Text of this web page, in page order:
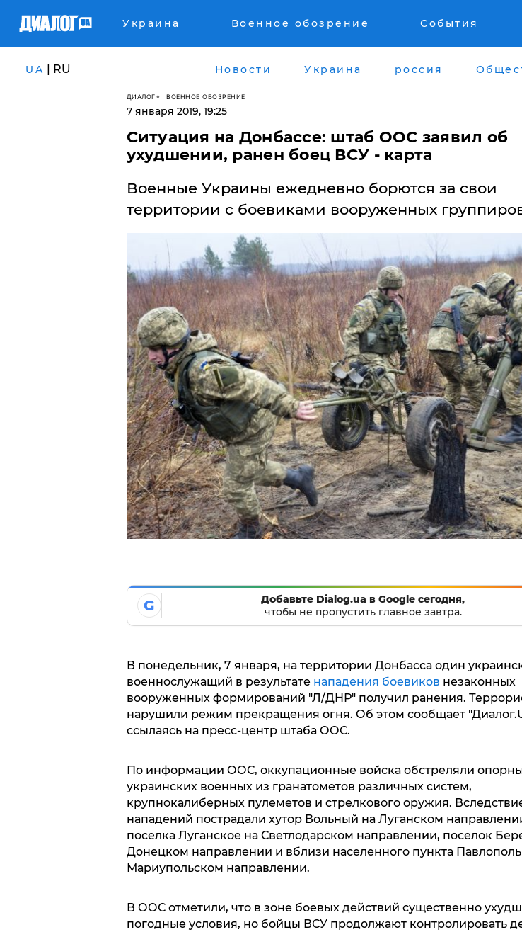
Украина Военное обозрение События
UA | RU Новости Украина россия
ДИАЛОГ ВОЕННОЕ ОБОЗРЕНИЕ
7 января 2019, 19:25
Ситуация на Донбассе: штаб ООС заявил об
ухудшении, ранен боец ВСУ - карта
Военные Украины ежедневно борются за свои
территории с боевиками вооруженных
G
Добавьте Dialog.ua в Google сегодня,
чтобы не пропустить главное завтра.
В понедельник, 7 января, на территории Донбасса один
военнослужащий в результате нападения боевиков незаконных
вооруженных формирований "Л/ДНР" получил ранения.
нарушили режим прекращения огня. Об этом сообщает
ссылаясь на пресс-центр штаба ООС.
По информации ООС, оккупационные войска обстреляли
украинских военных из гранатометов различных систем,
крупнокалиберных пулеметов и стрелкового оружия.
нападений пострадали хутор Вольный на Луганском
поселка Луганское на Светлодарском направлении, поселок
Донецком направлении и вблизи населенного пункта
Мариупольском направлении.
В ООС отметили, что в зоне боевых действий существенно
погодные условия, но бойцы ВСУ продолжают контролировать